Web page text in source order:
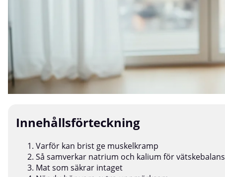
Innehållsförteckning
Varför kan brist ge muskelkramp
Så samverkar natrium och kalium för vätskebalans
Mat som säkrar intaget